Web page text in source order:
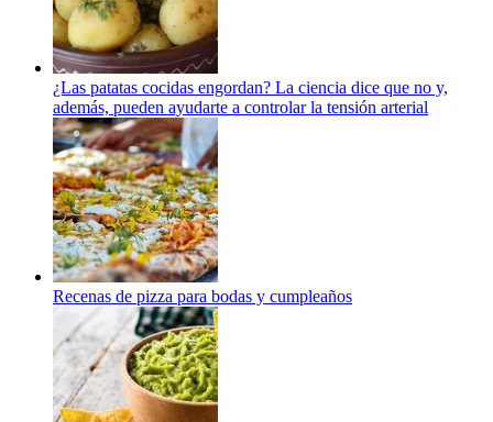
¿Las patatas cocidas engordan? La ciencia dice que no y,
además, pueden ayudarte a controlar la tensión arterial
Recenas de pizza para bodas y cumpleaños